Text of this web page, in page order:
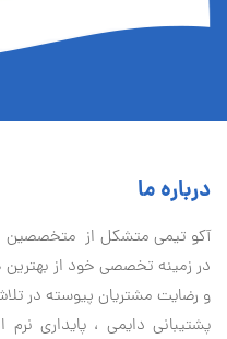
درباره ما
آكو تيمی متشکل از متخصصین
در زمینه تخصصی خود از بهترین
و رضایت مشتریان پیوسته در
پشتیبانی دايمی ، پایداری